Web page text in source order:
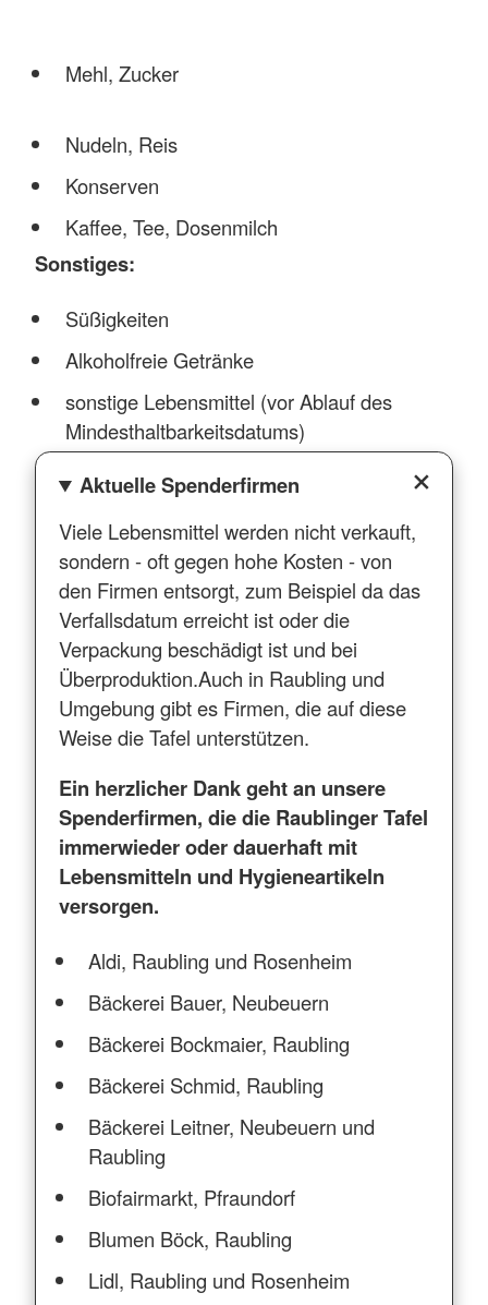
Mehl, Zucker
Nudeln, Reis
Konserven
Kaffee, Tee, Dosenmilch
Sonstiges:
Süßigkeiten
Alkoholfreie Getränke
sonstige Lebensmittel (vor Ablauf des
Mindesthaltbarkeitsdatums)
Aktuelle Spenderfirmen
Viele Lebensmittel werden nicht verkauft,
sondern - oft gegen hohe Kosten - von
den Firmen entsorgt, zum Beispiel da das
Verfallsdatum erreicht ist oder die
Verpackung beschädigt ist und bei
Überproduktion.Auch in Raubling und
Umgebung gibt es Firmen, die auf diese
Weise die Tafel unterstützen.
Ein herzlicher Dank geht an unsere
Spenderfirmen, die die Raublinger Tafel
immerwieder oder dauerhaft mit
Lebensmitteln und Hygieneartikeln
versorgen.
Aldi, Raubling und Rosenheim
Bäckerei Bauer, Neubeuern
Bäckerei Bockmaier, Raubling
Bäckerei Schmid, Raubling
Bäckerei Leitner, Neubeuern und
Raubling
Biofairmarkt, Pfraundorf
Blumen Böck, Raubling
Lidl, Raubling und Rosenheim